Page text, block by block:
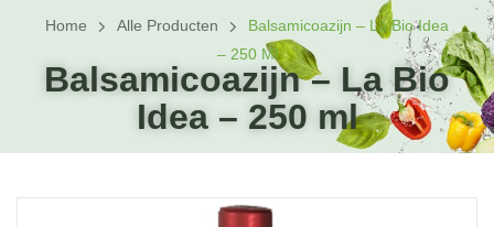
Home Alle Producten
Balsamicoazijn – La Bio Idea
– 250 Ml
Balsamicoazijn – La Bio
Idea – 250 ml